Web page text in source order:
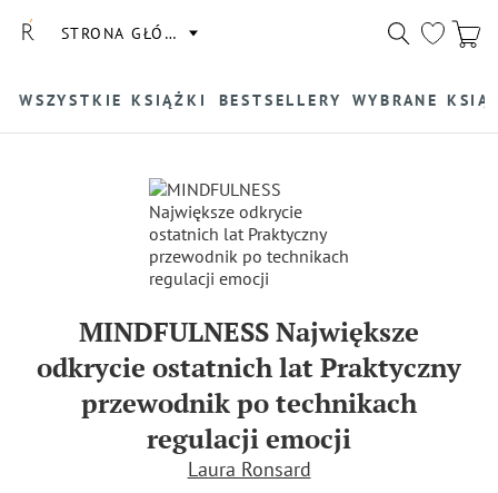
STRONA GŁÓWNA
WSZYSTKIE KSIĄŻKI BESTSELLERY WYBRANE
MINDFULNESS Największe
odkrycie ostatnich lat Praktyczny
przewodnik po technikach
regulacji emocji
Laura Ronsard